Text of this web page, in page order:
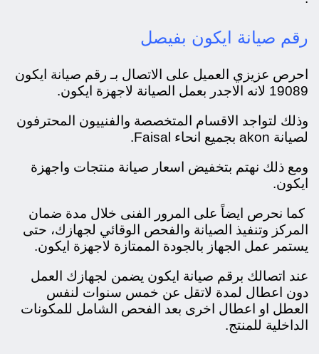
رقم صيانة ايكون بفيصل
احرص عزيزي العميل على الاتصال بـ رقم صيانة ايكون
19089 لانه الاجدر بعمل الصيانة لاجهزة ايكون.
وذلك لتواجد الاقسام المتخصصة والفنييون المحترفون
لصيانة akon بجميع انحاء Faisal.
ومع ذلك نهتم بتخفيض اسعار صيانة منتجات واجهزة
ايكون.
كما نحرص ايضاً على المرور الفنى خلال مدة ضمان
المركز وتنفيذ الصيانة والفحص الوقائي لجهازك، حتى
يستمر عمل الجهاز بالجودة الممتازة لاجهزة ايكون.
عند اتصالك برقم صيانة ايكون يضمن لجهازك العمل
دون اعطال لمدة لاتقل عن خمس سنوات لنفس
العطل او اعطال اخرى بعد الفحص الشامل للمكونات
الداخلية للمنتج.